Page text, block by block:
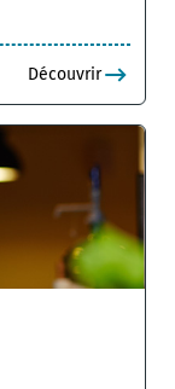
Découvrir